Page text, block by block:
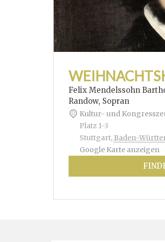
Felix Mendelssohn
Randow,
Kultur- und
Platz 1-3
Stuttgart, Baden-
Google Karte anzeigen